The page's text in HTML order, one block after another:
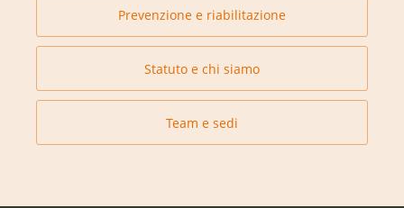
Prevenzione e riabilitazione
Statuto e chi siamo
Team e sedi